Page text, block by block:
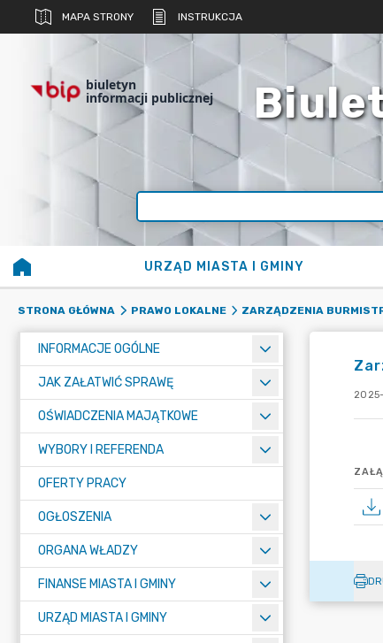
MAPA STRONY INSTRUKCJA
biuletyn
informacji publicznej
URZĄD MIASTA I GMINY
STRONA GŁÓWNA PRAWO LOKALNE ZARZĄDZENIA
INFORMACJE OGÓLNE
JAK ZAŁATWIĆ SPRAWĘ
OŚWIADCZENIA MAJĄTKOWE
WYBORY I REFERENDA
OFERTY PRACY
OGŁOSZENIA
ORGANA WŁADZY
FINANSE MIASTA I GMINY
URZĄD MIASTA I GMINY